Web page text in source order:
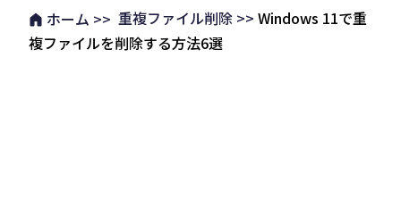
ホーム >> 重複ファイル削除 >> Windows 11で重
複ファイルを削除する方法6選